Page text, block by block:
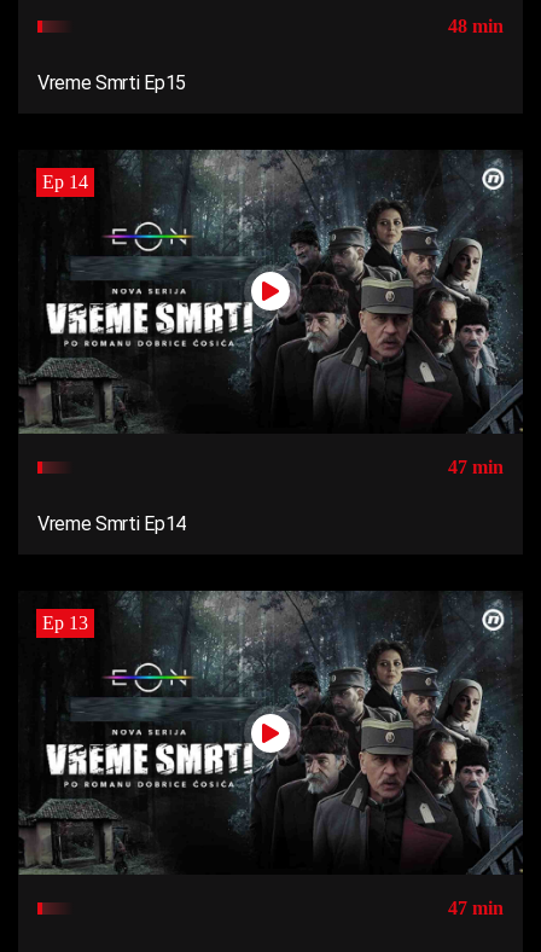
48 min
Vreme Smrti Ep15
Ep 14
47 min
Vreme Smrti Ep14
Ep 13
47 min